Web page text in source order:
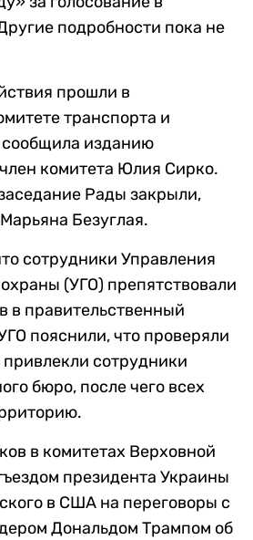
подробности пока не
прошли в
транспорта и
изданию
комитета Юлия Сирко.
Рады закрыли,
Безуглая.
сотрудники Управления
(УГО) препятствовали
в правительственный
пояснили, что проверяли
сотрудники
бюро, после чего всех
в комитетах Верховной
президента Украины
в США на переговоры с
Дональдом Трампом об